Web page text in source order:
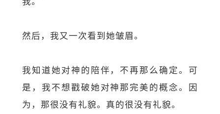
然后，我又一次看到她皱眉。
我知道她对神的陪伴，不再那么确定。可
是，我不想戳破她对神那完美的概念。因
为，那很没有礼貌。真的很没有礼貌。